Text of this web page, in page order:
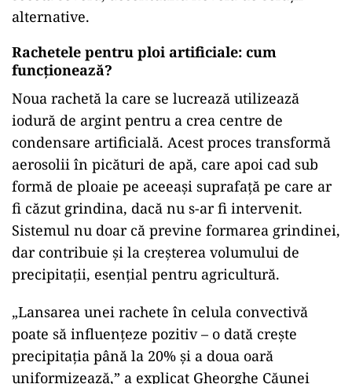
alternative.
Rachetele pentru ploi artificiale: cum
funcționează?
Noua rachetă la care se lucrează utilizează
iodură de argint pentru a crea centre de
condensare artificială. Acest proces transformă
aerosolii în picături de apă, care apoi cad sub
formă de ploaie pe aceeași suprafață pe care ar
fi căzut grindina, dacă nu s-ar fi intervenit.
Sistemul nu doar că previne formarea grindinei,
dar contribuie și la creșterea volumului de
precipitații, esențial pentru agricultură.
„Lansarea unei rachete în celula convectivă
poate să influențeze pozitiv – o dată crește
precipitația până la 20% și a doua oară
uniformizează,” a explicat Gheorghe Căunei